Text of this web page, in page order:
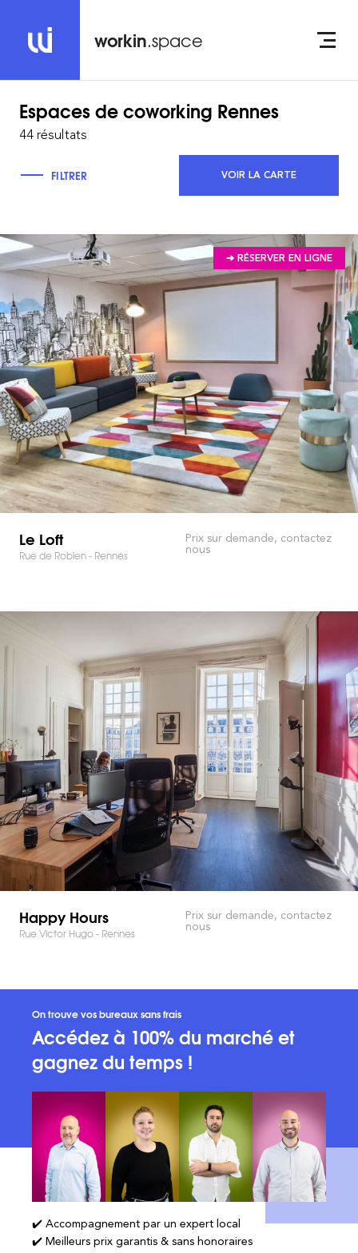
workin.space
Espaces de coworking Rennes
44 résultats
FILTRER VOIR LA CARTE
➔ RÉSERVER EN LIGNE
Le Loft
Rue de Robien - Rennes
Prix sur demande, contactez
nous
Happy Hours
Rue Victor Hugo - Rennes
Prix sur demande, contactez
nous
On trouve vos bureaux sans frais
Accédez à 100% du marché et
gagnez du temps !
✔️ Accompagnement par un expert local
✔️ Meilleurs prix garantis & sans honoraires